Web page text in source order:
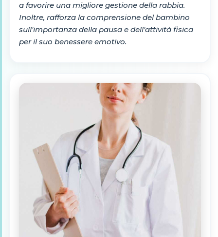
a favorire una migliore gestione della rabbia.
Inoltre, rafforza la comprensione del bambino
sull'importanza della pausa e dell'attività fisica
per il suo benessere emotivo.